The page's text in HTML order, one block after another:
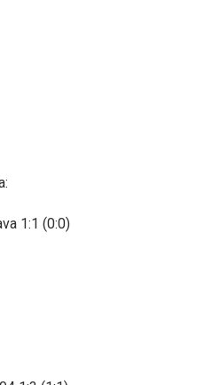
1:1 (0:0)